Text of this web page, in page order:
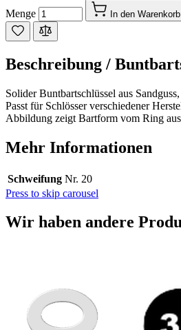
Menge
In den Warenkorb
Beschreibung /
Solider Buntbartschlüssel aus
Passt für Schlösser verschiedener
Abbildung zeigt Bartform vom Ring aus
Mehr Informationen
Schweifung Nr. 20
Press to skip carousel
Wir haben andere